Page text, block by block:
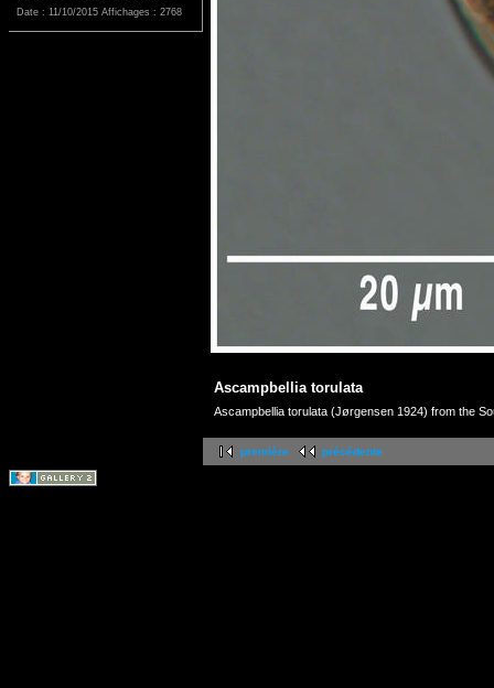
Date : 11/10/2015 Affichages : 2768
Ascampbellia torulata
Ascampbellia torulata (Jørgensen 1924) from the
première précédente